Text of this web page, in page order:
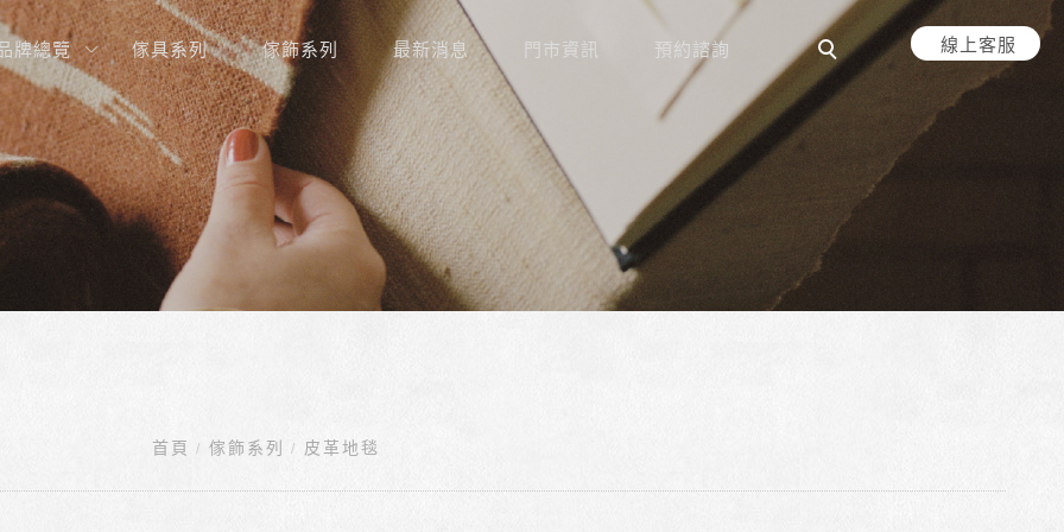
線上客服
牌總覽 傢具系列 傢飾系列 最新消息 門市資訊 預約諮詢
首頁 傢飾系列 皮革地毯